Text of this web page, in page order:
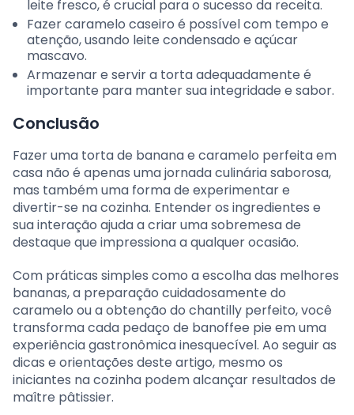
leite fresco, é crucial para o sucesso da receita.
Fazer caramelo caseiro é possível com tempo e
atenção, usando leite condensado e açúcar
mascavo.
Armazenar e servir a torta adequadamente é
importante para manter sua integridade e sabor.
Conclusão
Fazer uma torta de banana e caramelo perfeita em
casa não é apenas uma jornada culinária saborosa,
mas também uma forma de experimentar e
divertir-se na cozinha. Entender os ingredientes e
sua interação ajuda a criar uma sobremesa de
destaque que impressiona a qualquer ocasião.
Com práticas simples como a escolha das melhores
bananas, a preparação cuidadosamente do
caramelo ou a obtenção do chantilly perfeito, você
transforma cada pedaço de banoffee pie em uma
experiência gastronômica inesquecível. Ao seguir as
dicas e orientações deste artigo, mesmo os
iniciantes na cozinha podem alcançar resultados de
maître pâtissier.